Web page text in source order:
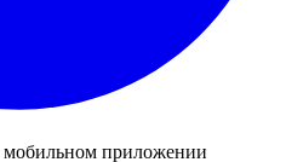
мобильном приложении